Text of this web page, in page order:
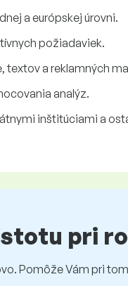
a európskej úrovni.
požiadaviek.
textov a reklamných
analýz.
inštitúciami a
pri
Pomôže Vám pri